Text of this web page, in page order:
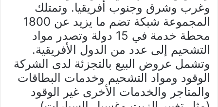
وغرب وشرق وجنوب أفريقيا. وتمتلك
المجموعة شبكة تضم ما يزيد عن 1800
محطة خدمة في 15 دولة وتصدر مواد
التشحيم إلى عدد من الدول الأفريقية.
وتشمل عروض البيع بالتجزئة لدى الشركة
الوقود ومواد التشحيم وخدمات البطاقات
والمتاجر والخدمات الأخرى غير الوقود